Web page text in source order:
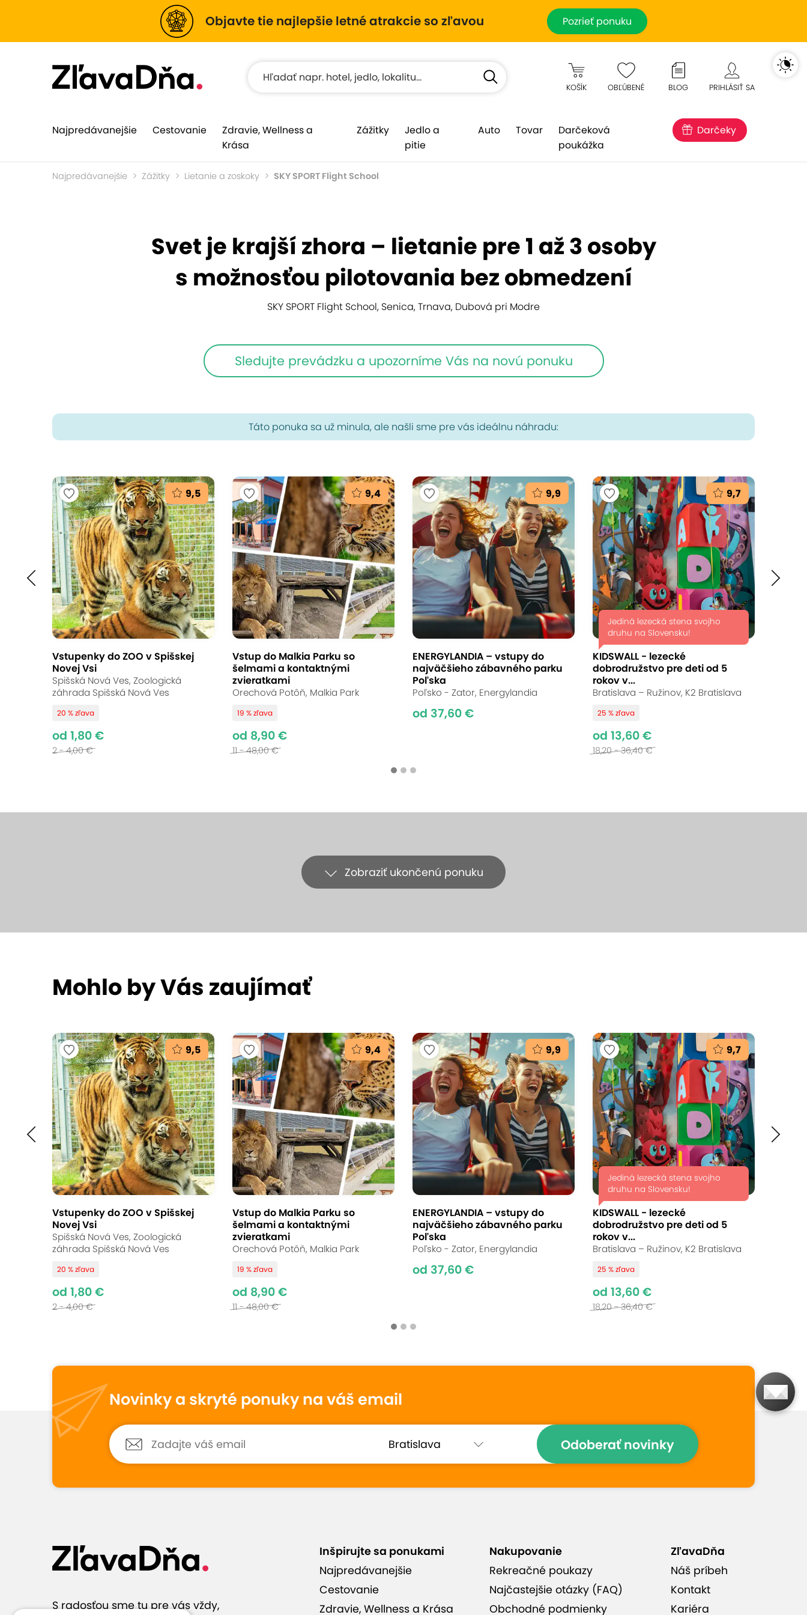
Objavte tie najlepšie letné atrakcie so zľavou Pozrieť ponuku
KOŠÍK OBĽÚBENÉ BLOG PRIHLÁSIŤ SA
Najpredávanejšie Cestovanie
Zdravie, Wellness a
Krása
Zážitky
Jedlo a
pitie
Auto Tovar
Darčeková
poukážka
Darčeky
Najpredávanejšie Zážitky Lietanie a zoskoky SKY SPORT Flight School
Svet je krajší zhora – lietanie pre 1 až 3 osoby
s možnosťou pilotovania bez obmedzení
SKY SPORT Flight School, Senica, Trnava, Dubová pri Modre
Sledujte prevádzku a upozorníme Vás na novú ponuku
Táto ponuka sa už minula, ale našli sme pre vás ideálnu náhradu:
9,5
Vstupenky do ZOO v Spišskej
Novej Vsi
Spišská Nová Ves, Zoologická
záhrada Spišská Nová Ves
20 % zľava
od 1,80 €
2 - 4,00 €
9,4
Vstup do Malkia Parku so
šelmami a kontaktnými
zvieratkami
Orechová Potôň, Malkia Park
19 % zľava
od 8,90 €
11 - 48,00 €
9,9
ENERGYLANDIA – vstupy do
najväčšieho zábavného parku
Poľska
Poľsko - Zator, Energylandia
od 37,60 €
9,7
Jediná lezecká stena svojho
druhu na Slovensku!
KIDSWALL - lezecké
dobrodružstvo pre deti od 5
rokov v...
Bratislava – Ružinov, K2 Bratislava
25 % zľava
od 13,60 €
18,20 - 36,40 €
Zobraziť ukončenú ponuku
Svet je krajší zhora – lietanie pre 1 až 3
osoby s možnosťou pilotovania
bez obmedzení
SKY SPORT Flight School, Senica, Trnava, Dubová pri Modre(mapa)
9.7Vynikajúce hodnotenie
Ukončené
od 54,90 €
Až 41 % zľava Bežná cena: 75 - 190,00 €
Podvozok sa odlepuje od zeme a vy si zrazu uvedomujete, že vás vo vzduchu drží len motor a vztlak. Čím viac sa od zeme
vzďaľujete, tým rýchlejšie búši vaše srdce. Adrenalín stúpa, tep sa zrýchlil. Ale ten výhľad! To je niečo, na čo budete
spomínať celý svoj život... Lety je možné absolvovať počas celého roka.
Vynikajúce hodnotenie
10
Petra
6. júna 2026
Zobraziť hodnotenia (205)
Prečo si vybrať túto
Trasu si vyberiete vy
Odlet letiska v Senici
Mohlo by Vás zaujímať
9,5
Vstupenky do ZOO v Spišskej
Novej Vsi
Spišská Nová Ves, Zoologická
záhrada Spišská Nová Ves
20 % zľava
od 1,80 €
2 - 4,00 €
9,4
Vstup do Malkia Parku so
šelmami a kontaktnými
zvieratkami
Orechová Potôň, Malkia Park
19 % zľava
od 8,90 €
11 - 48,00 €
9,9
ENERGYLANDIA – vstupy do
najväčšieho zábavného parku
Poľska
Poľsko - Zator, Energylandia
od 37,60 €
9,7
Jediná lezecká stena svojho
druhu na Slovensku!
KIDSWALL - lezecké
dobrodružstvo pre deti od 5
rokov v...
Bratislava – Ružinov, K2 Bratislava
25 % zľava
od 13,60 €
18,20 - 36,40 €
Novinky a skryté ponuky na váš email
Odoberať novinky
S radosťou sme tu pre vás vždy,
Inšpirujte sa ponukami
Najpredávanejšie
Cestovanie
Zdravie, Wellness a Krása
Nakupovanie
Rekreačné poukazy
Najčastejšie otázky (FAQ)
Obchodné podmienky
ZľavaDňa
Náš príbeh
Kontakt
Kariéra